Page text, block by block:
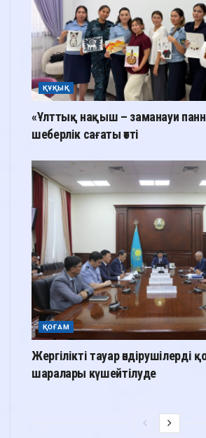
ҚҰҚЫҚ
«Ұлттық нақыш – заманауи
шеберлік сағаты өтті
ҚОҒАМ
Жергілікті тауар өндірушілерді
шаралары күшейтілуде